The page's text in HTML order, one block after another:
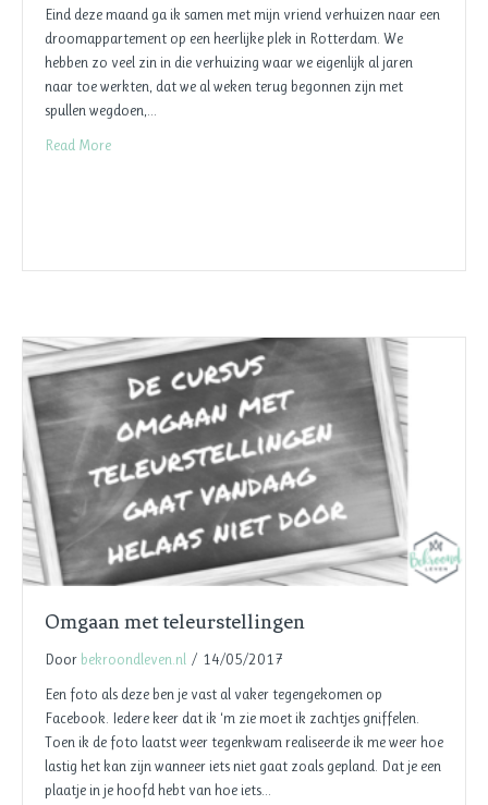
Eind deze maand ga ik samen met mijn vriend verhuizen naar een
droomappartement op een heerlijke plek in Rotterdam. We
hebben zo veel zin in die verhuizing waar we eigenlijk al jaren
naar toe werkten, dat we al weken terug begonnen zijn met
spullen wegdoen,…
Read More
Omgaan met teleurstellingen
Door bekroondleven.nl / 14/05/2017
Een foto als deze ben je vast al vaker tegengekomen op
Facebook. Iedere keer dat ik ‘m zie moet ik zachtjes gniffelen.
Toen ik de foto laatst weer tegenkwam realiseerde ik me weer hoe
lastig het kan zijn wanneer iets niet gaat zoals gepland. Dat je een
plaatje in je hoofd hebt van hoe iets…